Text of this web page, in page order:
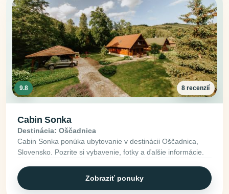
9.8 8 recenzií
Cabin Sonka
Destinácia: Oščadnica
Cabin Sonka ponúka ubytovanie v destinácii Oščadnica,
Slovensko. Pozrite si vybavenie, fotky a ďalšie informácie.
Zobraziť ponuky